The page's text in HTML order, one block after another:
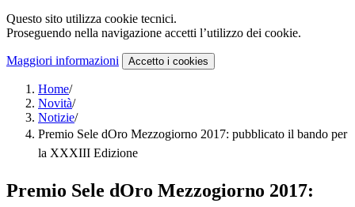
Questo sito utilizza cookie tecnici.
Proseguendo nella navigazione accetti l’utilizzo dei cookie.
Maggiori informazioni Accetto i cookies
Home/
Novità/
Notizie/
Premio Sele dOro Mezzogiorno 2017: pubblicato il bando per
la XXXIII Edizione
Premio Sele dOro Mezzogiorno 2017: